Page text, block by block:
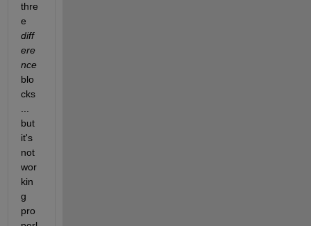
thre
e
diff
ere
nce
blo
cks
but
it's
not
wor
kin
g
pro